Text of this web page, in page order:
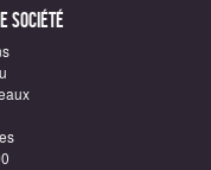
société